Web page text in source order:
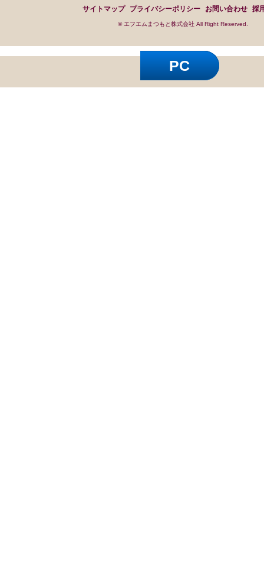
サイトマップ
プライバシーポリシー お問い合わせ 採
© エフエムまつもと株式会社 All Right Reserved.
PC